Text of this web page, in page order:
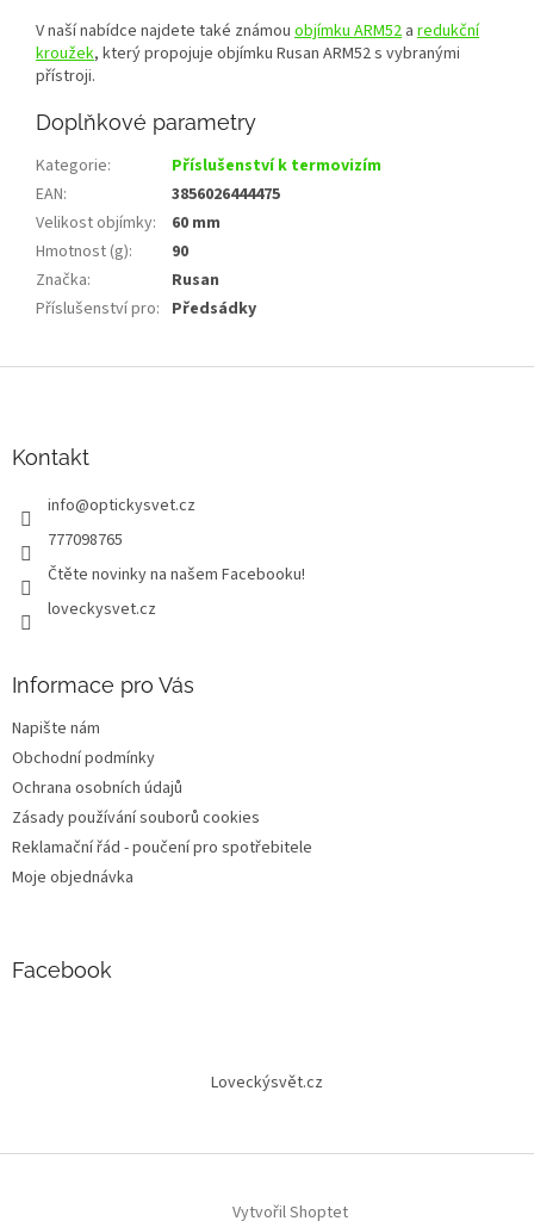
V naší nabídce najdete také známou objímku ARM52 a redukční
kroužek, který propojuje objímku Rusan ARM52 s vybranými
přístroji.
Doplňkové parametry
Kategorie:
Příslušenství k termovizím
EAN:
3856026444475
Velikost objímky:
60 mm
Hmotnost (g):
90
Značka:
Rusan
Příslušenství pro: Předsádky
Kontakt
info@optickysvet.cz
777098765
Čtěte novinky na našem Facebooku!
loveckysvet.cz
Informace pro Vás
Napište nám
Obchodní podmínky
Ochrana osobních údajů
Zásady používání souborů cookies
Reklamační řád - poučení pro spotřebitele
Moje objednávka
Facebook
Loveckýsvět.cz
Vytvořil Shoptet